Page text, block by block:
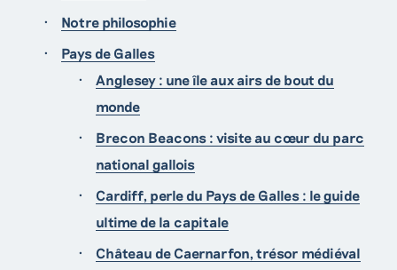
Notre philosophie
Pays de Galles
Anglesey : une île aux airs de bout du
monde
Brecon Beacons : visite au cœur du parc
national gallois
Cardiff, perle du Pays de Galles : le guide
ultime de la capitale
Château de Caernarfon, trésor médiéval